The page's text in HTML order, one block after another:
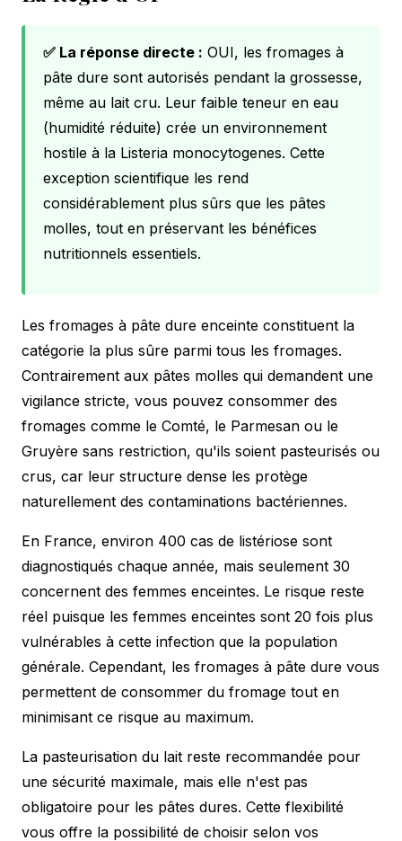
✅ La réponse directe : OUI, les fromages à
pâte dure sont autorisés pendant la grossesse,
même au lait cru. Leur faible teneur en eau
(humidité réduite) crée un environnement
hostile à la Listeria monocytogenes. Cette
exception scientifique les rend
considérablement plus sûrs que les pâtes
molles, tout en préservant les bénéfices
nutritionnels essentiels.
Les fromages à pâte dure enceinte constituent la
catégorie la plus sûre parmi tous les fromages.
Contrairement aux pâtes molles qui demandent une
vigilance stricte, vous pouvez consommer des
fromages comme le Comté, le Parmesan ou le
Gruyère sans restriction, qu'ils soient pasteurisés ou
crus, car leur structure dense les protège
naturellement des contaminations bactériennes.
En France, environ 400 cas de listériose sont
diagnostiqués chaque année, mais seulement 30
concernent des femmes enceintes. Le risque reste
réel puisque les femmes enceintes sont 20 fois plus
vulnérables à cette infection que la population
générale. Cependant, les fromages à pâte dure vous
permettent de consommer du fromage tout en
minimisant ce risque au maximum.
La pasteurisation du lait reste recommandée pour
une sécurité maximale, mais elle n'est pas
obligatoire pour les pâtes dures. Cette flexibilité
vous offre la possibilité de choisir selon vos